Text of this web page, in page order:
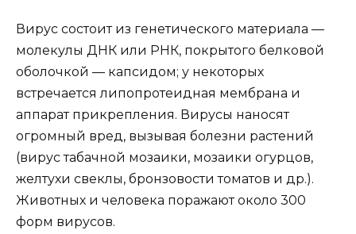
Вирус состоит из генетического материала —
молекулы ДНК или РНК, покрытого белковой
оболочкой — капсидом; у некоторых
встречается липопротеидная мембрана и
аппарат прикрепления. Вирусы наносят
огромный вред, вызывая болезни растений
(вирус табачной мозаики, мозаики огурцов,
желтухи свеклы, бронзовости томатов и др.).
Животных и человека поражают около 300
форм вирусов.